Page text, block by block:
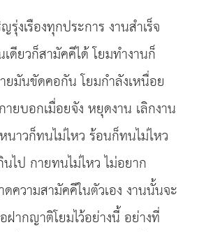
งเรืองทุกประการ งานสำเร็จ
ดียวก็สามัคคีได้ โยมทำงานก็
ยมันขัดคอกัน โยมกำลังเหนื่อย
ยบอกเมื่อยจัง หยุดงาน เลิกงาน
นาวก็ทนไม่ไหว ร้อนก็ทนไม่ไหว
ไป กายทนไม่ไหว ไม่อยาก
ความสามัคคีในตัวเอง งานนั้นจะ
ฝากญาติโยมไว้อย่างนี้ อย่างที่